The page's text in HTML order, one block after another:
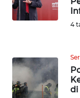
4
di
SULUT
MALUT